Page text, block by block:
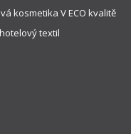
kosmetika V ECO kvalitě
textil